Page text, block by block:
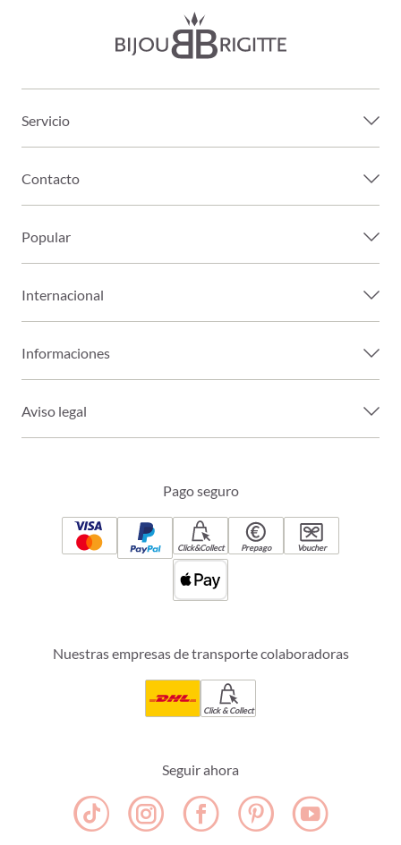
Servicio
Contacto
Popular
Internacional
Informaciones
Aviso legal
Pago seguro
Click&Collect Prepago Voucher
Nuestras empresas de transporte colaboradoras
Click & Collect
Seguir ahora